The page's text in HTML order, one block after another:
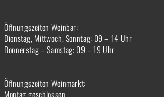
Öffnungszeiten Weinbar:
Dienstag, Mittwoch, Sonntag: 09 – 14 Uhr
Donnerstag – Samstag: 09 – 19 Uhr
Öffnungszeiten Weinmarkt:
Montag geschlossen